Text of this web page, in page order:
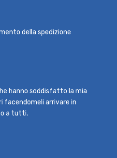
della spedizione
hanno soddisfatto la mia
facendomeli arrivare in
a tutti.